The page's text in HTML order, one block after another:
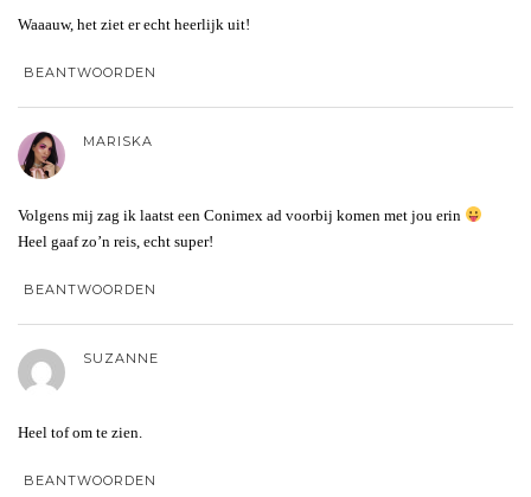
Waaauw, het ziet er echt heerlijk uit!
BEANTWOORDEN
MARISKA
Volgens mij zag ik laatst een Conimex ad voorbij komen met jou erin
Heel gaaf zo’n reis, echt super!
BEANTWOORDEN
SUZANNE
Heel tof om te zien.
BEANTWOORDEN